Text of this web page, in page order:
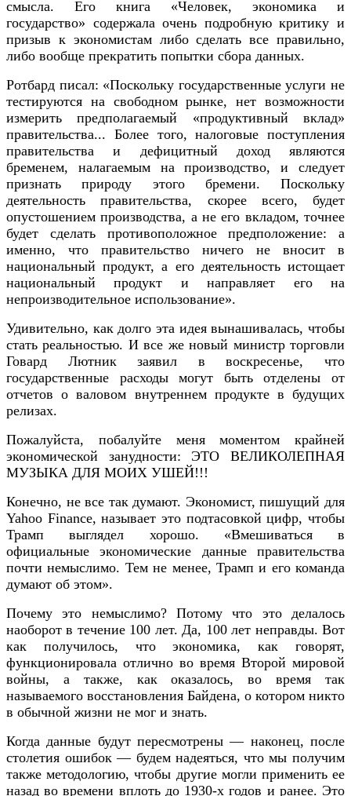
смысла. Его книга «Человек, экономика и
государство» содержала очень подробную критику и
призыв к экономистам либо сделать все правильно,
либо вообще прекратить попытки сбора данных.
Ротбард писал: «Поскольку государственные услуги не
тестируются на свободном рынке, нет возможности
измерить предполагаемый «продуктивный вклад»
правительства... Более того, налоговые поступления
правительства и дефицитный доход являются
бременем, налагаемым на производство, и следует
признать природу этого бремени. Поскольку
деятельность правительства, скорее всего, будет
опустошением производства, а не его вкладом, точнее
будет сделать противоположное предположение: а
именно, что правительство ничего не вносит в
национальный продукт, а его деятельность истощает
национальный продукт и направляет его на
непроизводительное использование».
Удивительно, как долго эта идея вынашивалась, чтобы
стать реальностью. И все же новый министр торговли
Говард Лютник заявил в воскресенье, что
государственные расходы могут быть отделены от
отчетов о валовом внутреннем продукте в будущих
релизах.
Пожалуйста, побалуйте меня моментом крайней
экономической занудности: ЭТО ВЕЛИКОЛЕПНАЯ
МУЗЫКА ДЛЯ МОИХ УШЕЙ!!!
Конечно, не все так думают. Экономист, пишущий для
Yahoo Finance, называет это подтасовкой цифр, чтобы
Трамп выглядел хорошо. «Вмешиваться в
официальные экономические данные правительства
почти немыслимо. Тем не менее, Трамп и его команда
думают об этом».
Почему это немыслимо? Потому что это делалось
наоборот в течение 100 лет. Да, 100 лет неправды. Вот
как получилось, что экономика, как говорят,
функционировала отлично во время Второй мировой
войны, а также, как оказалось, во время так
называемого восстановления Байдена, о котором никто
в обычной жизни не мог и знать.
Когда данные будут пересмотрены — наконец, после
столетия ошибок — будем надеяться, что мы получим
также методологию, чтобы другие могли применить ее
назад во времени вплоть до 1930-х годов и ранее. Это